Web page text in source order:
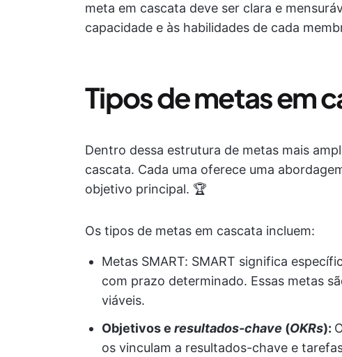
meta em cascata deve ser clara e
capacidade e às habilidades de cada
Tipos de metas em
Dentro dessa estrutura de metas mais
cascata. Cada uma oferece uma
objetivo principal. 🏆
Os tipos de metas em cascata incluem:
Metas SMART: SMART significa
com prazo determinado. Essas metas
viáveis.
Objetivos e resultados-chave (OKRs):
os vinculam a resultados-chave e